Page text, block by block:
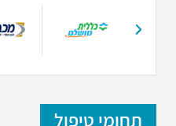
תחומי טיפול